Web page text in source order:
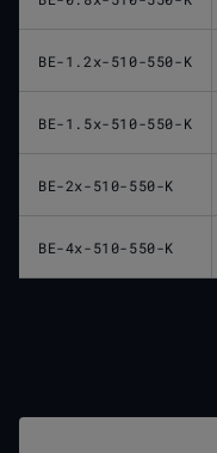
BE-1.2x-510-550-K
BE-1.5x-510-550-K
BE-2x-510-550-K
BE-4x-510-550-K